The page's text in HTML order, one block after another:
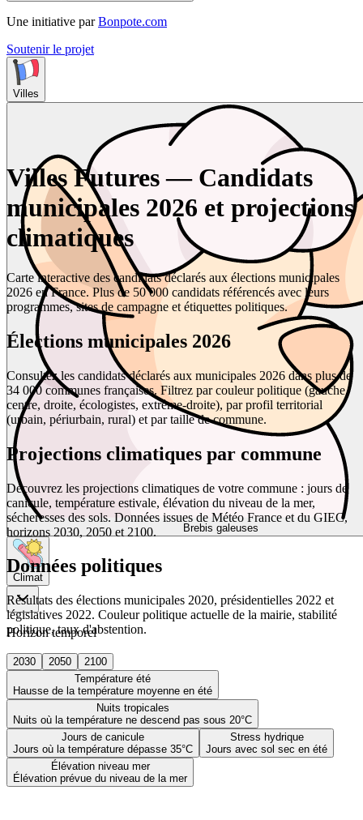
Une initiative par Bonpote.com
Soutenir le projet
Villes
Brebis galeuses
Climat
Horizon temporel
2030 2050
2100
Température été
Hausse de la température moyenne en été
Nuits tropicales
Nuits où la température ne descend pas sous 20°C
Jours de canicule
Jours où la température dépasse 35°C
Stress hydrique
Jours avec sol sec en été
Élévation niveau mer
Élévation prévue du niveau de la mer
Villes Futures — Candidats
municipales 2026 et projections
climatiques
Carte interactive des candidats déclarés aux élections municipales
2026 en France. Plus de 50 000 candidats référencés avec leurs
programmes, sites de campagne et étiquettes politiques.
Élections municipales 2026
Consultez les candidats déclarés aux municipales 2026 dans plus de
34 000 communes françaises. Filtrez par couleur politique (gauche,
centre, droite, écologistes, extrême-droite), par profil territorial
(urbain, périurbain, rural) et par taille de commune.
Projections climatiques par commune
Découvrez les projections climatiques de votre commune : jours de
canicule, température estivale, élévation du niveau de la mer,
sécheresses des sols. Données issues de Météo France et du GIEC,
horizons 2030, 2050 et 2100.
Données politiques
Résultats des élections municipales 2020, présidentielles 2022 et
législatives 2022. Couleur politique actuelle de la mairie, stabilité
politique, taux d'abstention.